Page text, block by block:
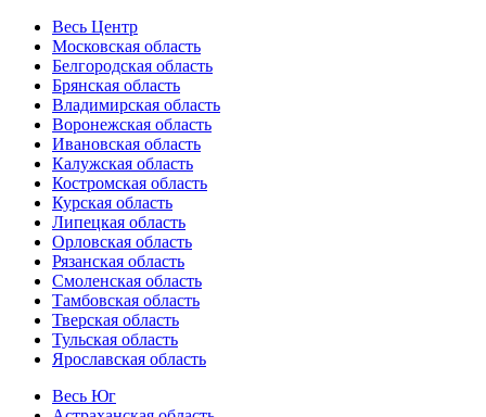
Весь Центр
Московская область
Белгородская область
Брянская область
Владимирская область
Воронежская область
Ивановская область
Калужская область
Костромская область
Курская область
Липецкая область
Орловская область
Рязанская область
Смоленская область
Тамбовская область
Тверская область
Тульская область
Ярославская область
Весь Юг